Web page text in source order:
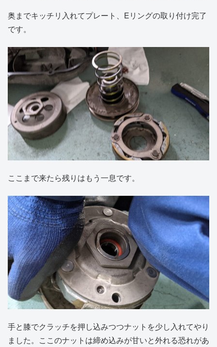
奥までキッチリ入れてプレート、Eリングの取り付け完了
です。
ここまで来たら残りはもう一息です。
手と膝でクラッチを押し込みつつナットを少し入れてやり
ました。ここのナットは締め込みが甘いと外れる恐れがあ